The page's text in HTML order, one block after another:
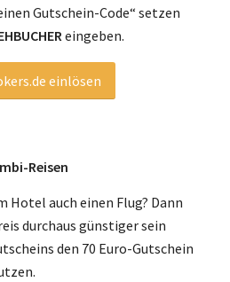
Gutschein-Code“ setzen
eingeben.
einlösen
Reisen
Hotel auch einen Flug? Dann
durchaus günstiger sein
den 70 Euro-Gutschein